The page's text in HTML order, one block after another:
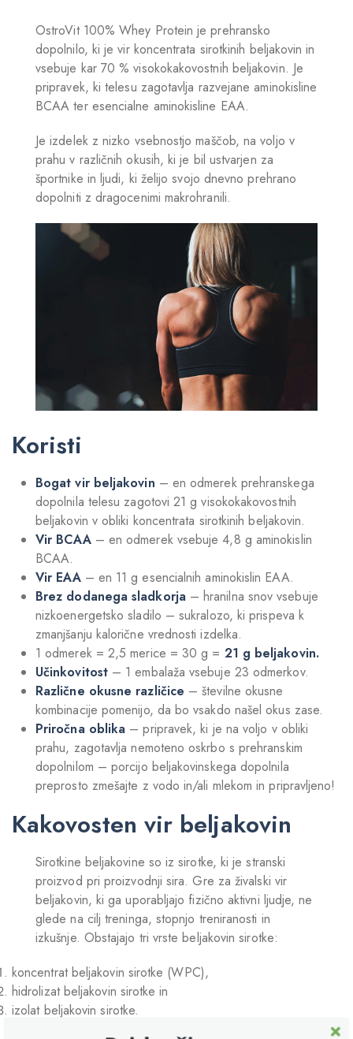
OstroVit 100% Whey Protein je prehransko
dopolnilo, ki je vir koncentrata sirotkinih beljakovin in
vsebuje kar 70 % visokokakovostnih beljakovin. Je
pripravek, ki telesu zagotavlja razvejane aminokisline
BCAA ter esencialne aminokisline EAA.
Je izdelek z nizko vsebnostjo maščob, na voljo v
prahu v različnih okusih, ki je bil ustvarjen za
športnike in ljudi, ki želijo svojo dnevno prehrano
dopolniti z dragocenimi makrohranili.
Koristi
Bogat vir beljakovin – en odmerek prehranskega
dopolnila telesu zagotovi 21 g visokokakovostnih
beljakovin v obliki koncentrata sirotkinih beljakovin.
Vir BCAA– en odmerek vsebuje 4,8 g aminokislin
BCAA.
Vir EAA – en 11 g esencialnih aminokislin EAA.
Brez dodanega sladkorja – hranilna snov vsebuje
nizkoenergetsko sladilo – sukralozo, ki prispeva k
zmanjšanju kalorične vrednosti izdelka.
1 odmerek = 2,5 merice = 30 g = 21 g beljakovin.
Učinkovitost– 1 embalaža vsebuje 23 odmerkov.
Različne okusne različice – številne okusne
kombinacije pomenijo, da bo vsakdo našel okus zase.
Priročna oblika – pripravek, ki je na voljo v obliki
prahu, zagotavlja nemoteno oskrbo s prehranskim
dopolnilom – porcijo beljakovinskega dopolnila
preprosto zmešajte z vodo in/ali mlekom in pripravljeno!
Kakovosten vir beljakovin
Sirotkine beljakovine so iz sirotke, ki je stranski
proizvod pri proizvodnji sira. Gre za živalski vir
beljakovin, ki ga uporabljajo fizično aktivni ljudje, ne
glede na cilj treninga, stopnjo treniranosti in
izkušnje. Obstajajo tri vrste beljakovin sirotke:
koncentrat beljakovin sirotke (WPC),
hidrolizat beljakovin sirotke in
izolat beljakovin sirotke.